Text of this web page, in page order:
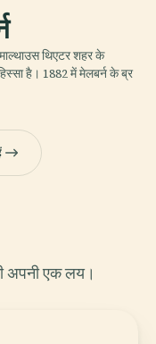
थिएटर शहर के
है। 1882 में मेलबर्न के ब्र
अपनी एक लय।